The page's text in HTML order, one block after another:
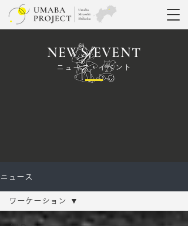
NEWS/EVENT
ニュース・イベント
ニュース
ワーケーション